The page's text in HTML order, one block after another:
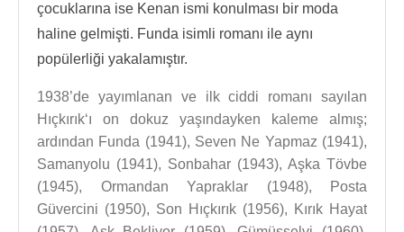
çocuklarına ise Kenan ismi konulması bir moda
haline gelmişti. Funda isimli romanı ile aynı
popülerliği yakalamıştır.
1938’de yayımlanan ve ilk ciddi romanı sayılan
Hıçkırık‘ı on dokuz yaşındayken kaleme almış;
ardından Funda (1941), Seven Ne Yapmaz (1941),
Samanyolu (1941), Sonbahar (1943), Aşka Tövbe
(1945), Ormandan Yapraklar (1948), Posta
Güvercini (1950), Son Hıçkırık (1956), Kırık Hayat